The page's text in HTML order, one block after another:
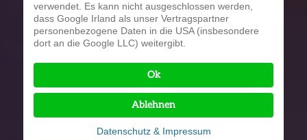
verwendet. Es kann nicht ausgeschlossen werden,
dass Google Irland als unser Vertragspartner
personenbezogene Daten in die USA (insbesondere
dort an die Google LLC) weitergibt.
Ok
Ablehnen
Datenschutz & Impressum